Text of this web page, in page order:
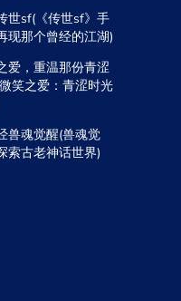
世sf(《传世sf》手
现那个曾经的江湖)
爱，重温那份青涩
笑之爱：青涩时光
兽魂觉醒(兽魂觉
索古老神话世界)